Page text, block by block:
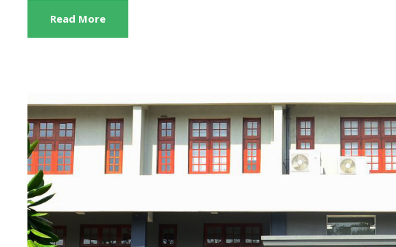
Read More